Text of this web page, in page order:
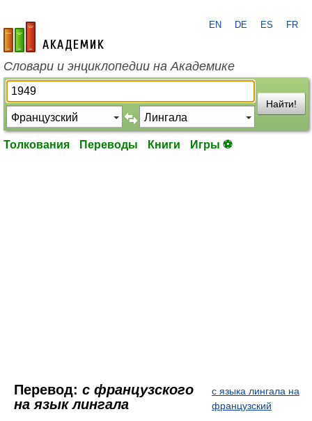
academic.ru
EN DE ES FR
Словари и энциклопедии на Академике
Найти!
Толкования Переводы Книги Игры ⚽
Перевод: с французского
на язык лингала
с языка лингала на
французский